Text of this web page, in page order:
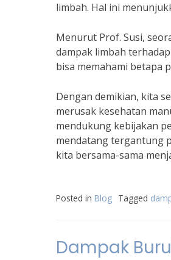
limbah. Hal ini
Menurut Prof. Susi,
dampak limbah
bisa memahami betapa
Dengan demikian, kita
merusak kesehatan
mendukung kebijakan
mendatang tergantung
kita bersama-sama
Posted in Blog Tagged
Dampak